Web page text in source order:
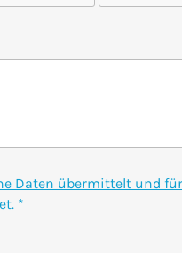
Daten übermittelt und
*